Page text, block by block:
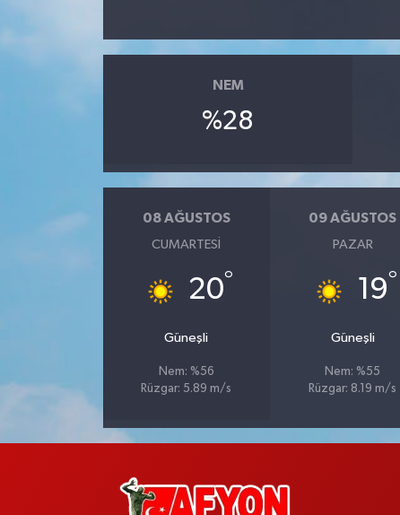
NEM
%28
08 AĞUSTOS
CUMARTESI
20°
Güneşli
Nem: %56
Rüzgar: 5.89 m/s
09 AĞUSTOS
PAZAR
19°
Güneşli
Nem: %55
Rüzgar: 8.19 m/s